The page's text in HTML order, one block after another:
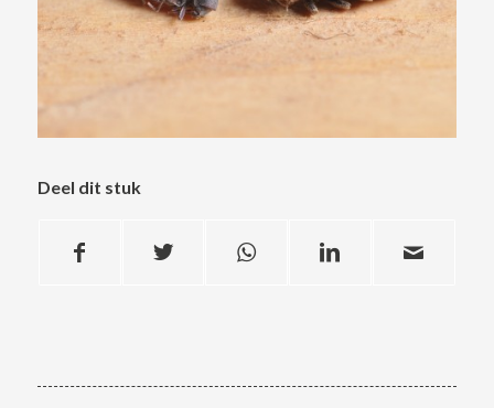
Deel dit stuk